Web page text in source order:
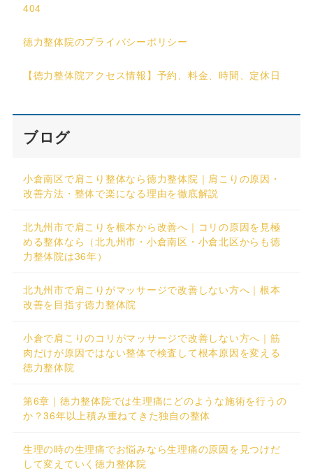
404
徳力整体院のプライバシーポリシー
【徳力整体院アクセス情報】予約、料金、時間、定休日
ブログ
小倉南区で肩こり整体なら徳力整体院｜肩こりの原因・
改善方法・整体で楽になる理由を徹底解説
北九州市で肩こりを根本から改善へ｜コリの原因を見極
める整体なら（北九州市・小倉南区・小倉北区からも徳
力整体院は36年）
北九州市で肩こりがマッサージで改善しない方へ｜根本
改善を目指す徳力整体院
小倉で肩こりのコリがマッサージで改善しない方へ｜筋
肉だけが原因ではない整体で検査して根本原因を変える
徳力整体院
第6章｜徳力整体院では生理痛にどのような施術を行うの
か？36年以上積み重ねてきた独自の整体
生理の時の生理痛でお悩みなら生理痛の原因を見つけだ
して変えていく徳力整体院